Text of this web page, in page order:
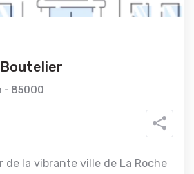
Boutelier
- 85000
la vibrante ville de La Roche